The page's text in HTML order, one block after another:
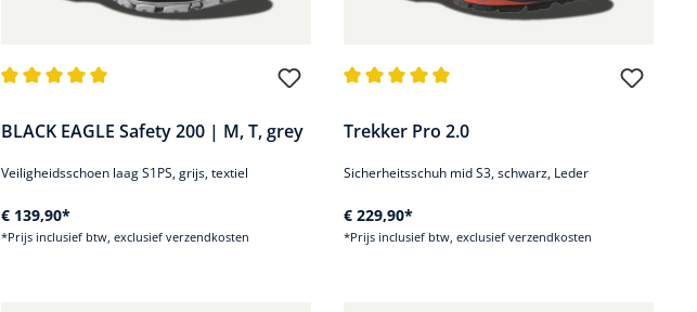
BLACK EAGLE Safety 200 | M, T, grey
Veiligheidsschoen laag S1PS, grijs, textiel
€ 139,90*
*Prijs inclusief btw, exclusief verzendkosten
Trekker Pro 2.0
Sicherheitsschuh mid S3, schwarz, Leder
€ 229,90*
*Prijs inclusief btw, exclusief verzendkosten